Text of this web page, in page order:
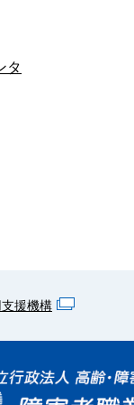
タ
援機構